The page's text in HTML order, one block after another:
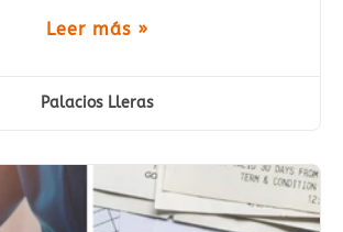
Leer más »
Palacios Lleras